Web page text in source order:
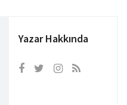
Yazar Hakkında